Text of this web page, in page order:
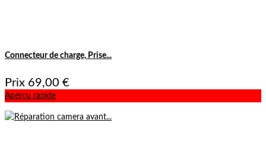
Connecteur de charge, Prise...
Prix 69,00 €
Aperçu rapide